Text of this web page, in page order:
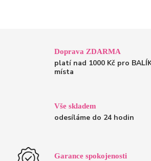
Doprava ZDARMA
platí nad 1000 Kč pro
místa
Vše skladem
odesíláme do 24 hodin
Garance spokojenosti